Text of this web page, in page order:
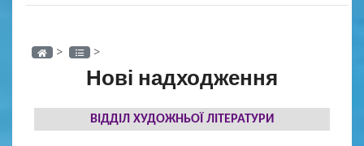
> >
Нові надходження
ВІДДІЛ ХУДОЖНЬОЇ ЛІТЕРАТУРИ